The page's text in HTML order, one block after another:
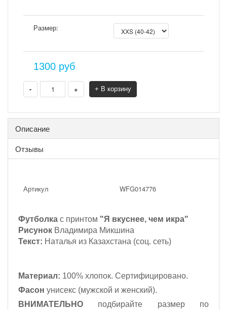
Размер:
1300 руб
- + + В корзину
Описание
Отзывы
Артикул WFG014776
Футболка с принтом "Я вкуснее, чем икра"
Рисунок Владимира Микшина
Текст: Наталья из Казахстана (соц. сеть)
Материал: 100% хлопок. Сертифицировано.
Фасон унисекс (мужской и женский).
ВНИМАТЕЛЬНО подбирайте размер по